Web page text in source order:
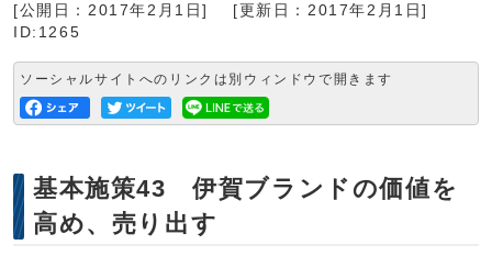
[公開日：2017年2月1日]
[更新日：2017年2月1日]
ID:1265
ソーシャルサイトへのリンクは別ウィンドウで開きます
基本施策43 伊賀ブランドの価値を
高め、売り出す